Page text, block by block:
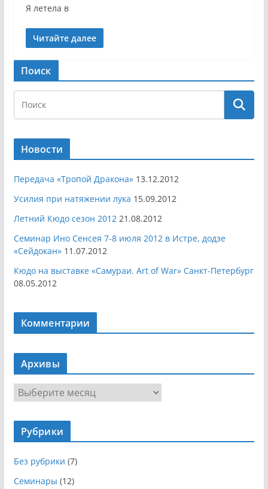
Я летела в
Читайте далее
Поиск
Новости
Передача «Тропой Дракона» 13.12.2012
Усилия при натяжении лука 15.09.2012
Летний Кюдо сезон 2012 21.08.2012
Семинар Ино Сенсея 7-8 июля 2012 в Истре, додзе
«Сейдокан» 11.07.2012
Кюдо на выставке «Самураи. Art of War» Санкт-Петербург
08.05.2012
Комментарии
Архивы
р
х
ы
Рубрики
Без рубрики (7)
Семинары (12)